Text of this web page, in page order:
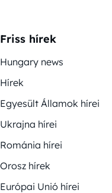
Friss hírek
Hungary news
Hírek
Egyesült Államok hírei
Ukrajna hírei
Románia hírei
Orosz hírek
Európai Unió hírei